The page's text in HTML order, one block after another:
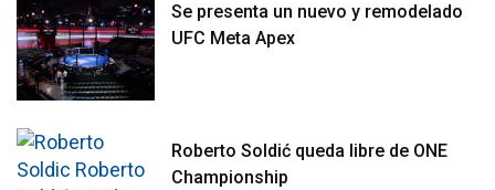
Se presenta un nuevo y remodelado
UFC Meta Apex
Roberto Soldić queda libre de ONE
Championship